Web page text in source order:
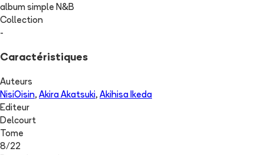
album simple N&B
Collection
-
Caractéristiques
Auteurs
NisiOisin, Akira Akatsuki, Akihisa Ikeda
Editeur
Delcourt
Tome
8/22